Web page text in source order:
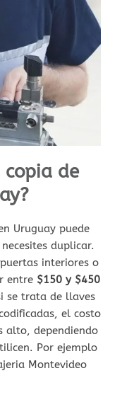
copia de
Uruguay puede
duplicar.
interiores o
entre $150 y $450
se trata de llaves
el costo
alto, dependiendo
Por ejemplo
Montevideo